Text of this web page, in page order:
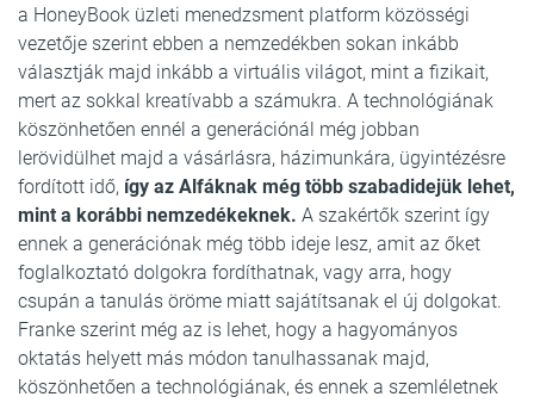
a HoneyBook üzleti menedzsment platform közösségi
vezetője szerint ebben a nemzedékben sokan inkább
választják majd inkább a virtuális világot, mint a fizikait,
mert az sokkal kreatívabb a számukra. A technológiának
köszönhetően ennél a generációnál még jobban
lerövidülhet majd a vásárlásra, házimunkára, ügyintézésre
fordított idő, így az Alfáknak még több szabadidejük lehet,
mint a korábbi nemzedékeknek. A szakértők szerint így
ennek a generációnak még több ideje lesz, amit az őket
foglalkoztató dolgokra fordíthatnak, vagy arra, hogy
csupán a tanulás öröme miatt sajátítsanak el új dolgokat.
Franke szerint még az is lehet, hogy a hagyományos
oktatás helyett más módon tanulhassanak majd,
köszönhetően a technológiának, és ennek a szemléletnek